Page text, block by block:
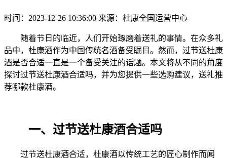
时间：2023-12-26 10:36:00 来源：杜康全国运营中心
随着节日的临近，人们开始琢磨着送礼的事情。在众多礼
品中，杜康酒作为中国传统名酒备受瞩目。然而，过节送杜康
酒是否合适一直是一个备受关注的话题。本文将从不同的角度
探讨过节送杜康酒合适吗，并为您提供一些选购建议，送礼推
荐哪款杜康酒。
一、过节送杜康酒合适吗
过节送杜康酒合适，杜康酒以传统工艺的匠心制作而闻